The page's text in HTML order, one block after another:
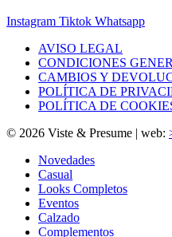
Instagram Tiktok Whatsapp
AVISO LEGAL
CONDICIONES
CAMBIOS Y
POLÍTICA DE
POLÍTICA DE
© 2026 Viste & Presume | web:
Novedades
Casual
Looks Completos
Eventos
Calzado
Complementos